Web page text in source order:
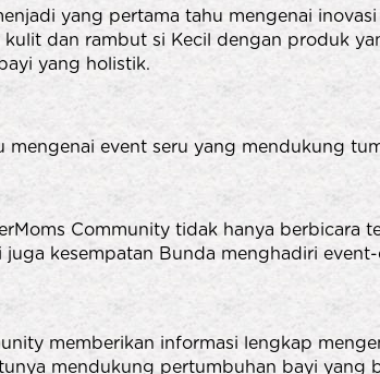
yang pertama tahu mengenai
kulit dan rambut si Kecil dengan produk
yang holistik.
mengenai event seru yang mendukung
Community tidak hanya berbicara
juga kesempatan Bunda menghadiri
memberikan informasi lengkap
mendukung pertumbuhan bayi yang